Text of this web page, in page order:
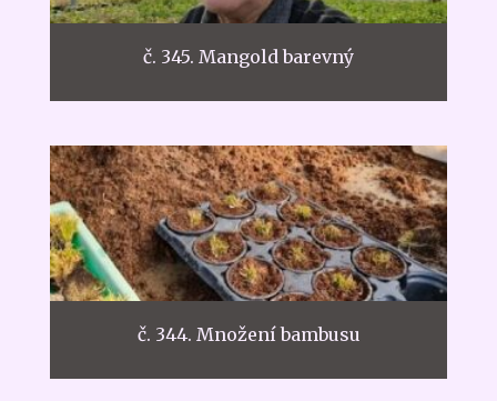
č. 345. Mangold barevný
č. 344. Množení bambusu